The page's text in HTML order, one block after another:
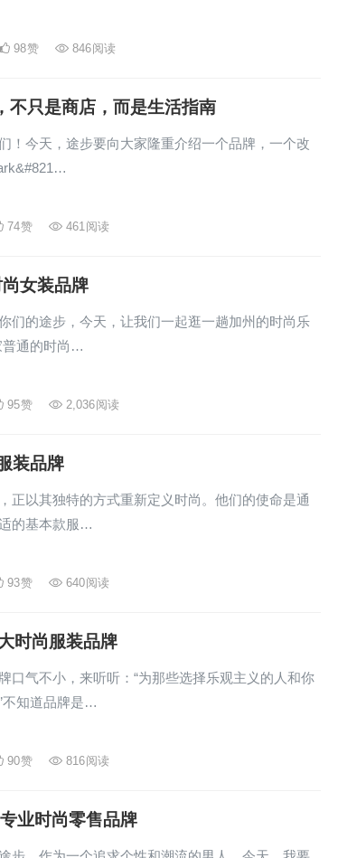
98赞 846阅读
不只是商店，而是生活指南
！今天，途步要向大家隆重介绍一个品牌，一个改
74赞 461阅读
女装品牌
们的途步，今天，让我们一起逛一趟加州的时尚乐
通的时尚…
95赞 2,036阅读
装品牌
正以其独特的方式重新定义时尚。他们的使命是通
的基本款服…
93赞 640阅读
时尚服装品牌
口气不小，来听听：“为那些选择乐观主义的人和你
不知道品牌是…
90赞 816阅读
业时尚零售品牌